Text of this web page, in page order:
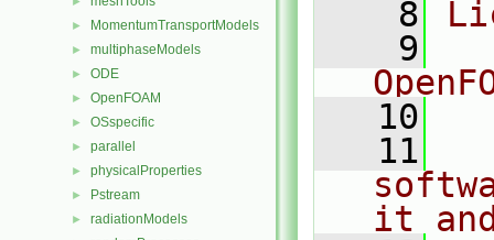
► MomentumTransportModels
► multiphaseModels
► ODE
► OpenFOAM
► OSspecific
► parallel
► physicalProperties
► Pstream
► radiationModels
    8
    9
   10
   11
it